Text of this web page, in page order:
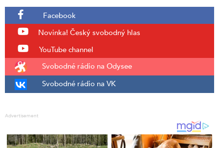
Facebook
Novinka! Český svobodný hlas
YouTube channel
Svobodné rádio na Odysee
Svobodné rádio na VK
Advertisement